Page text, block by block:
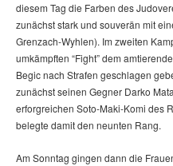
diesem Tag die Farben des
zunächst stark und souverän mit
Grenzach-Wyhlen). Im zweiten
umkämpften “Fight” dem
Begic nach Strafen geschlagen
zunächst seinen Gegner Darko
erforgreichen Soto-Maki-Komi des
belegte damit den neunten Rang.
Am Sonntag gingen dann die